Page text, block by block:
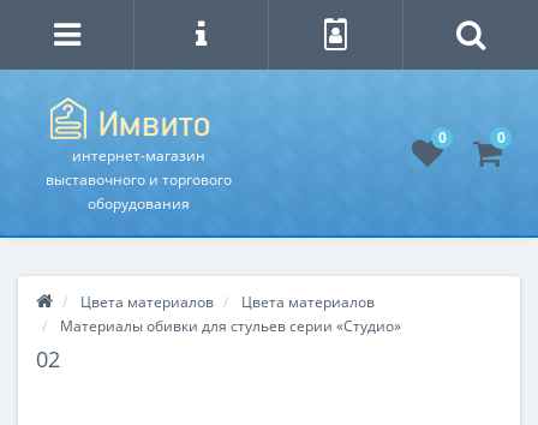
интернет-магазин
выставочного и торгового
оборудования
0 0
Цвета материалов
Цвета материалов
Материалы обивки для стульев серии «Студио»
02